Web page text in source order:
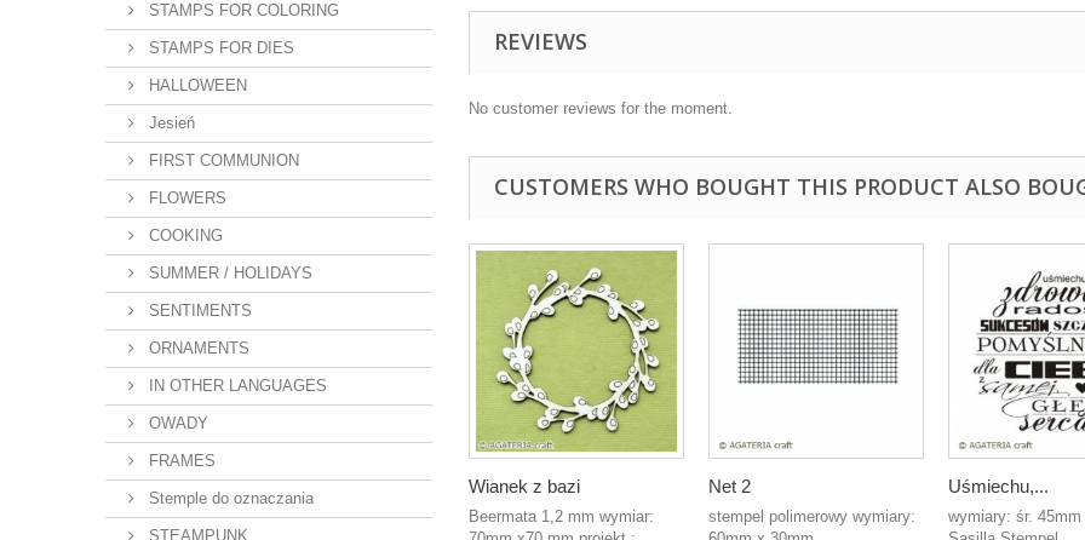
STAMPS FOR COLORING
STAMPS FOR DIES
HALLOWEEN
Jesień
FIRST COMMUNION
FLOWERS
COOKING
SUMMER / HOLIDAYS
SENTIMENTS
ORNAMENTS
IN OTHER LANGUAGES
OWADY
FRAMES
Stemple do oznaczania
STEAMPUNK
REVIEWS
No customer reviews for the moment.
CUSTOMERS WHO BOUGHT THIS PRODUCT ALSO
Wianek z bazi
Beermata 1,2 mm wymiar:
Net 2
stempel polimerowy wymiary:
Uśmiechu,...
wymiary: śr.